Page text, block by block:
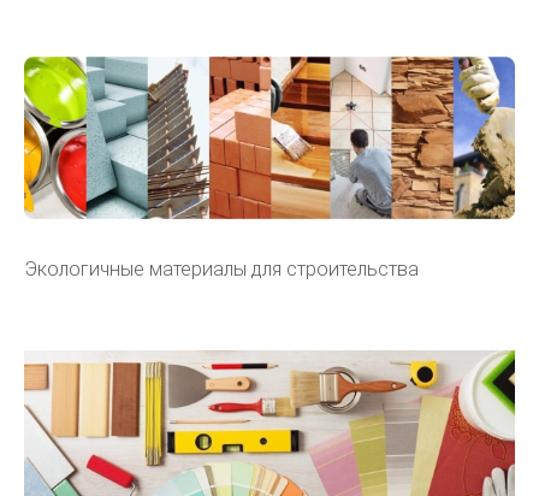
Экологичные материалы для строительства